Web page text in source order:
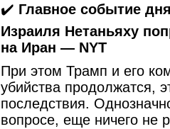
✔️ Главное событие
Израиля Нетаньяху
на Иран — NYT
При этом Трамп и его
убийства продолжатся,
последствия.
вопросе, еще ничего не